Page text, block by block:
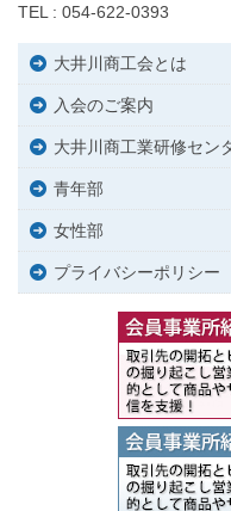
TEL : 054-622-0393
大井川商工会とは
入会のご案内
大井川商工業研修セン
青年部
女性部
プライバシーポリシー